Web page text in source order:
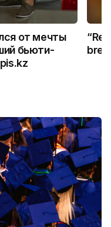
от мечты
бьюти-